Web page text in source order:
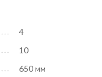
4
10
650 мм